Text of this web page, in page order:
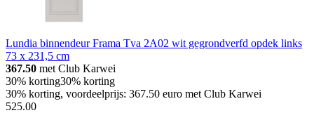
Lundia binnendeur Frama Tva 2A02 wit gegrondverfd opdek links
73 x 231,5 cm
367.50 met Club Karwei
30% korting30% korting
30% korting, voordeelprijs: 367.50 euro met Club Karwei
525.00